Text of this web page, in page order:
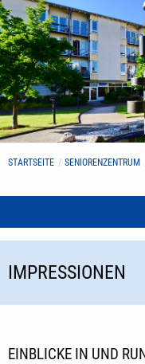
STARTSEITE SENIORENZENTRUM
IMPRESSIONEN
EINBLICKE IN UND